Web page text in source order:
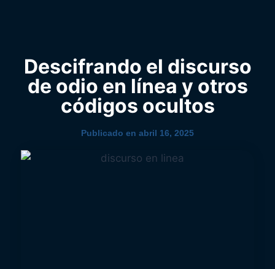
​Descifrando el discurso
de odio en línea y otros
códigos ocultos
Publicado en abril 16, 2025